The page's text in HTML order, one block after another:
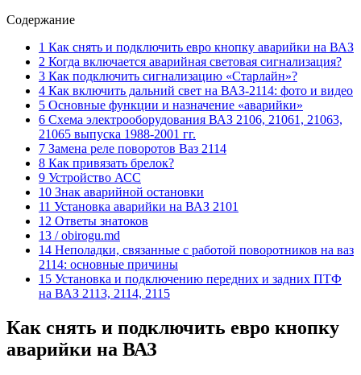
Содержание
1 Как снять и подключить евро кнопку аварийки на ВАЗ
2 Когда включается аварийная световая сигнализация?
3 Как подключить сигнализацию «Старлайн»?
4 Как включить дальний свет на ВАЗ-2114: фото и видео
5 Основные функции и назначение «аварийки»
6 Схема электрооборудования ВАЗ 2106, 21061, 21063,
21065 выпуска 1988-2001 гг.
7 Замена реле поворотов Ваз 2114
8 Как привязать брелок?
9 Устройство АСС
10 Знак аварийной остановки
11 Установка аварийки на ВАЗ 2101
12 Ответы знатоков
13 / obirogu.md
14 Неполадки, связанные с работой поворотников на ваз
2114: основные причины
15 Установка и подключению передних и задних ПТФ
на ВАЗ 2113, 2114, 2115
Как снять и подключить евро кнопку
аварийки на ВАЗ